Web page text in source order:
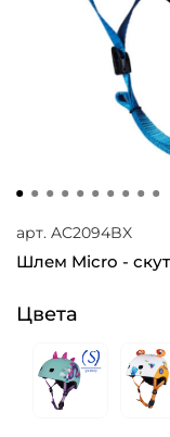
арт. AC2094BX
Шлем Micro -
Цвета